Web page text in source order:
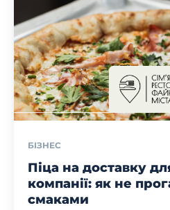
БІЗНЕС
Піца на доставку
компанії: як не
смаками